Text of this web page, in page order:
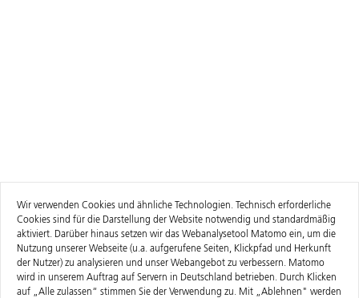
Wir verwenden Cookies und ähnliche Technologien. Technisch erforderliche
Cookies sind für die Darstellung der Website notwendig und standardmäßig
aktiviert. Darüber hinaus setzen wir das Webanalysetool Matomo ein, um die
Nutzung unserer Webseite (u.a. aufgerufene Seiten, Klickpfad und Herkunft
der Nutzer) zu analysieren und unser Webangebot zu verbessern. Matomo
wird in unserem Auftrag auf Servern in Deutschland betrieben. Durch Klicken
auf „Alle zulassen“ stimmen Sie der Verwendung zu. Mit „Ablehnen" werden